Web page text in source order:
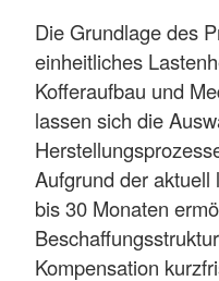
Die Grundlage des
einheitliches
Kofferaufbau und
lassen sich die
Aufgrund der
bis 30 Monaten
Kompensation